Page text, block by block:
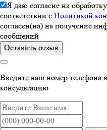
Я даю согласие на
соответствии с Политикой
согласен(на) на получение
сообщений
Оставить отзыв
Введите ваш номер телефона
консультацию